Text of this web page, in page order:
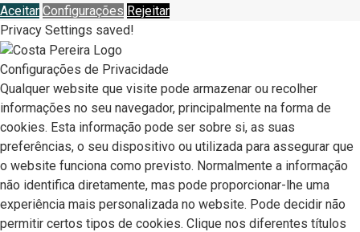
Aceitar Configurações Rejeitar
Privacy Settings saved!
Configurações de Privacidade
Qualquer website que visite pode armazenar ou recolher
informações no seu navegador, principalmente na forma de
cookies. Esta informação pode ser sobre si, as suas
preferências, o seu dispositivo ou utilizada para assegurar que
o website funciona como previsto. Normalmente a informação
não identifica diretamente, mas pode proporcionar-lhe uma
experiência mais personalizada no website. Pode decidir não
permitir certos tipos de cookies. Clique nos diferentes títulos